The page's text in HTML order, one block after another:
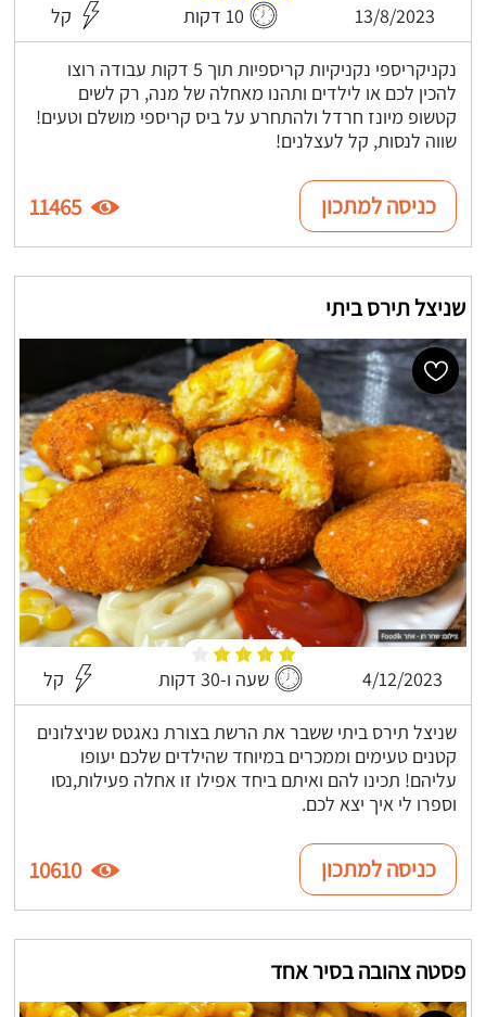
13/8/2023 10 דקות קל
נקניקריספי נקניקיות קריספיות תוך 5 דקות עבודה רוצו
להכין לכם או לילדים ותהנו מאחלה של מנה, רק לשים
קטשופ מיונז חרדל ולהתחרע על ביס קריספי מושלם וטעים!
שווה לנסות, קל לעצלנים!
כניסה למתכון 11465
שניצל תירס ביתי
4/12/2023 שעה ו-30 דקות קל
שניצל תירס ביתי ששבר את הרשת בצורת נאגטס שניצלונים
קטנים טעימים וממכרים במיוחד שהילדים שלכם יעופו
עליהם! תכינו להם ואיתם ביחד אפילו זו אחלה פעילות,נסו
וספרו לי איך יצא לכם.
כניסה למתכון 10610
פסטה צהובה בסיר אחד